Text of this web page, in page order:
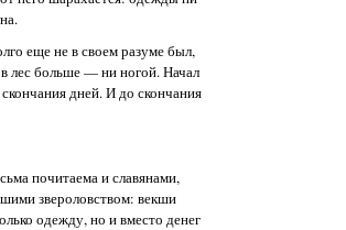
еще не в своем разуме был,
в лес больше — ни ногой. Начал
дней. И до скончания
почитаема и славянами,
звероловством: векши
одежду, но и вместо денег